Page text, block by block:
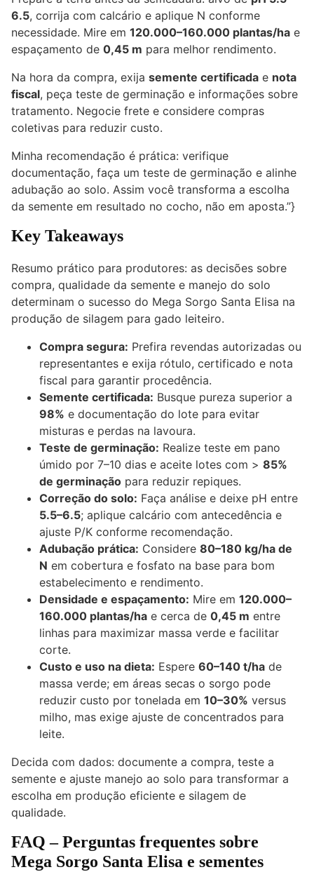
6.5, corrija com calcário e aplique N conforme
necessidade. Mire em 120.000–160.000 plantas/ha e
espaçamento de 0,45 m para melhor rendimento.
Na hora da compra, exija semente certificada e nota
fiscal, peça teste de germinação e informações sobre
tratamento. Negocie frete e considere compras
coletivas para reduzir custo.
Minha recomendação é prática: verifique
documentação, faça um teste de germinação e alinhe
adubação ao solo. Assim você transforma a escolha
da semente em resultado no cocho, não em aposta.”}
Key Takeaways
Resumo prático para produtores: as decisões sobre
compra, qualidade da semente e manejo do solo
determinam o sucesso do Mega Sorgo Santa Elisa na
produção de silagem para gado leiteiro.
Compra segura: Prefira revendas autorizadas ou
representantes e exija rótulo, certificado e nota
fiscal para garantir procedência.
Semente certificada: Busque pureza superior a
98% e documentação do lote para evitar
misturas e perdas na lavoura.
Teste de germinação: Realize teste em pano
úmido por 7–10 dias e aceite lotes com > 85%
de germinação para reduzir repiques.
Correção do solo: Faça análise e deixe pH entre
5.5–6.5; aplique calcário com antecedência e
ajuste P/K conforme recomendação.
Adubação prática: Considere 80–180 kg/ha de
N em cobertura e fosfato na base para bom
estabelecimento e rendimento.
Densidade e espaçamento: Mire em 120.000–
160.000 plantas/ha e cerca de 0,45 m entre
linhas para maximizar massa verde e facilitar
corte.
Custo e uso na dieta: Espere 60–140 t/ha de
massa verde; em áreas secas o sorgo pode
reduzir custo por tonelada em 10–30% versus
milho, mas exige ajuste de concentrados para
leite.
Decida com dados: documente a compra, teste a
semente e ajuste manejo ao solo para transformar a
escolha em produção eficiente e silagem de
qualidade.
FAQ – Perguntas frequentes sobre
Mega Sorgo Santa Elisa e sementes